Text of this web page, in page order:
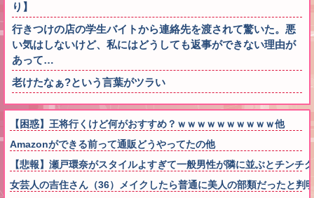
り】
行きつけの店の学生バイトから連絡先を渡されて驚いた。悪
い気はしないけど、私にはどうしても返事ができない理由が
あって…
老けたなぁ?という言葉がツラい
【困惑】王将行くけど何がおすすめ？ｗｗｗｗｗｗｗｗｗｗ他
Amazonができる前って通販どうやってたの他
【悲報】瀬戸環奈がスタイルよすぎて一般男性が隣に並ぶとチンチ
女芸人の吉住さん（36）メイクしたら普通に美人の部類だったと判